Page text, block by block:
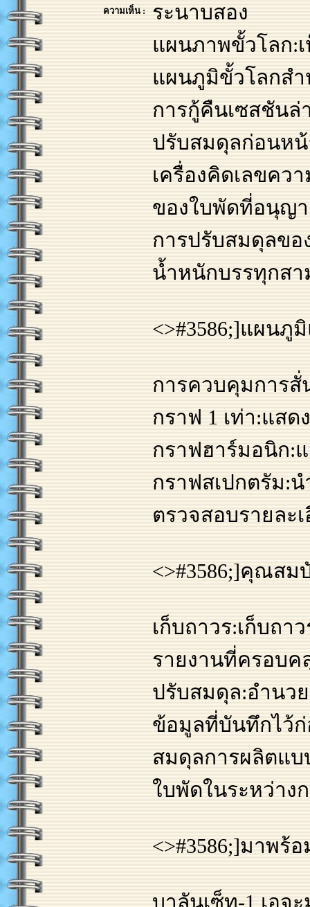
ความเห็น :
ระนาบสอง
แผนภาพขั้วโลก:
แผนภูมิขั้วโลกส
การกู้คืนเซสชัน
ปรับสมดุลก่อนห
เครื่องคิดเลขคว
ของใบพัดที่อนุญา
การปรับสมดุลขอ
น้ำหนักบรรทุกสา
<>#3586;]แผนภู
การควบคุมการสั่
กราฟ 1 เท่า:แส
กราฟฮาร์มอนิก:
กราฟสเปกตรัม:
ตรวจสอบรายละ
<>#3586;]คุณสม
เก็บถาวร:เก็บถา
รายงานที่ครอบค
ปรับสมดุล:อำนว
ข้อมูลที่บันทึกไว้
สมดุลการผลิตแบ
ใบพัดในระหว่าง
<>#3586;]มาพร้
บาลันเซ็ท-1 เอจ